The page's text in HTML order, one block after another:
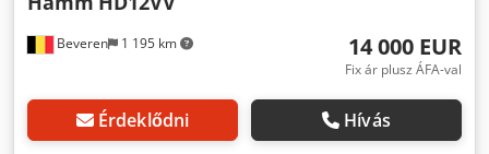
Beveren 1 195 km 14 000 EUR
Fix ár plusz ÁFA-val
Érdeklődni Hívás